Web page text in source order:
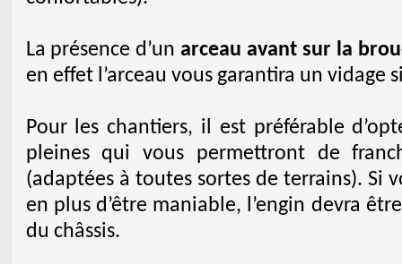
La présence d’unarceau avant sur la
en effet l’arceau vous garantira un vidage
Pour les chantiers, il est préférable
pleines qui vous permettront de
(adaptées à toutes sortes de terrains). Si
en plus d’être maniable, l’engin devra
du châssis.